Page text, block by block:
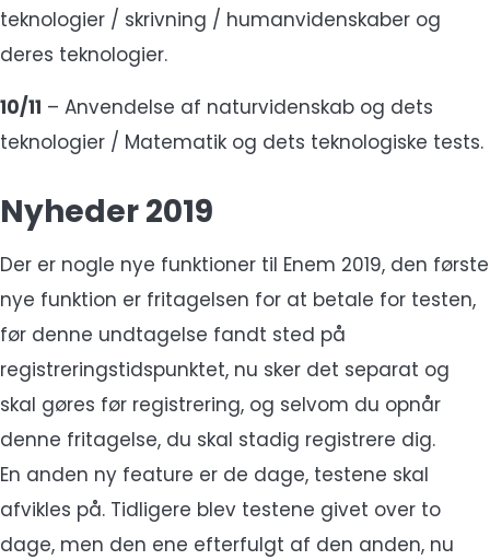
teknologier / skrivning / humanvidenskaber og
deres teknologier.
10/11 – Anvendelse af naturvidenskab og dets
teknologier / Matematik og dets teknologiske tests.
Nyheder 2019
Der er nogle nye funktioner til Enem 2019, den første
nye funktion er fritagelsen for at betale for testen,
før denne undtagelse fandt sted på
registreringstidspunktet, nu sker det separat og
skal gøres før registrering, og selvom du opnår
denne fritagelse, du skal stadig registrere dig.
En anden ny feature er de dage, testene skal
afvikles på. Tidligere blev testene givet over to
dage, men den ene efterfulgt af den anden, nu